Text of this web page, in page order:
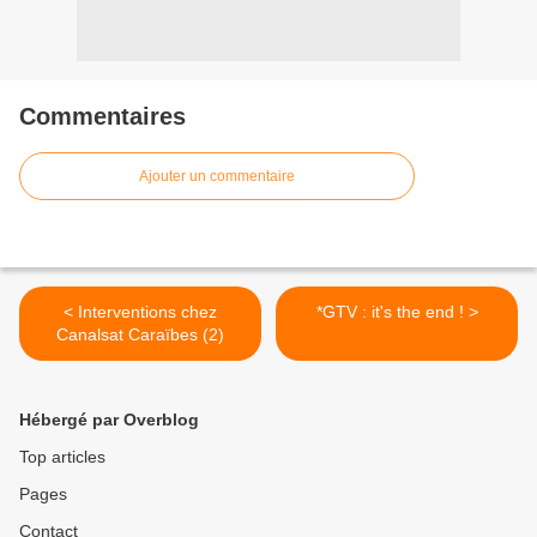
Commentaires
Ajouter un commentaire
< Interventions chez
Canalsat Caraïbes (2)
*GTV : it's the end ! >
Hébergé par Overblog
Top articles
Pages
Contact